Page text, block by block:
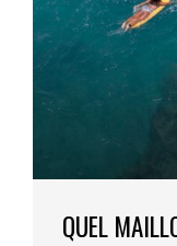
QUEL